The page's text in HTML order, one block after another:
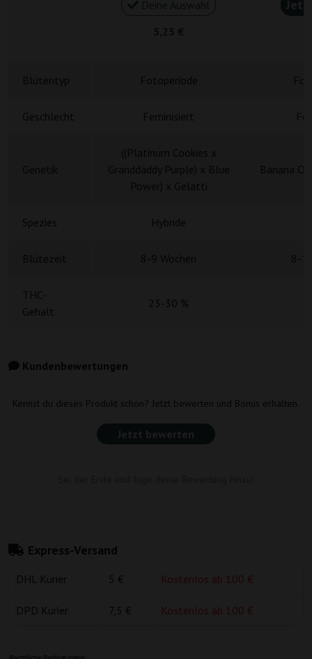
Geschlecht Feminisiert
Spezies Hybride
THC-
Gehalt
23-30 %
Kundenbewertungen
Kennst du dieses Produkt schon? Jetzt bewerten und Bonus erhalten.
Jetzt bewerten
Express-Versand
DHL Kurier 5 € Kostenlos ab 100 €
DPD Kurier 7,5 € Kostenlos ab 100 €